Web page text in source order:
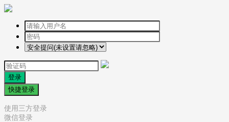
登录
快捷登录
使用三方登录
微信登录